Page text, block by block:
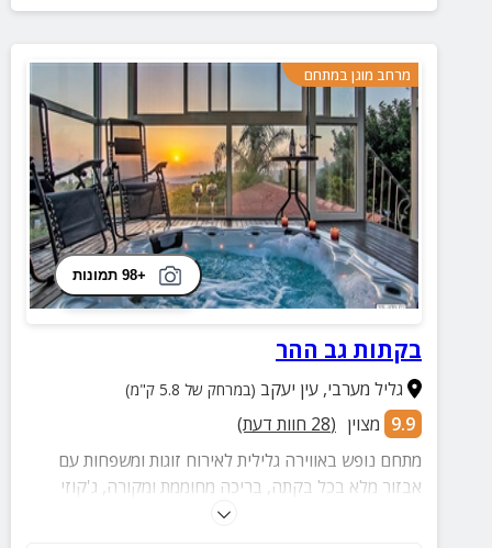
מרחב מוגן במתחם
+98 תמונות
בקתות גב ההר
גליל מערבי,עין יעקב (במרחק של 5.8 ק"מ)
9.9 מצוין (
28 חוות דעת)
מתחם נופש באווירה גלילית לאירוח זוגות ומשפחות עם
אבזור מלא בכל בקתה, בריכה מחוממת ומקורה, ג'קוזי
ספא, מתקני משחק לילדים ונוף בלתי נשכח סביב החצר